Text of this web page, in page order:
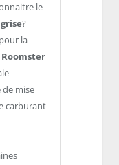
le
?
la
de mise
carburant